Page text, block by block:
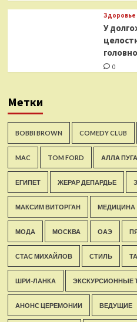
Здоровье
У
0
Метки
BOBBI BROWN COMEDY CLUB
MAC TOM FORD АЛЛА
ЕГИПЕТ ЖЕРАР ДЕПАРДЬЕ
МАКСИМ ВИТОРГАН МЕДИЦИНА
МОДА МОСКВА ОАЭ
СТАС МИХАЙЛОВ СТИЛЬ
ШРИ-ЛАНКА ЭКСКУРСИОННЫЕ
АНОНС ЦЕРЕМОНИИ ВЕДУЩИЕ